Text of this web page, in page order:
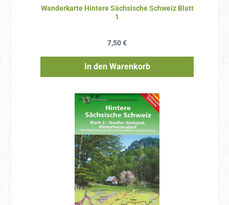
Wanderkarte Hintere Sächsische Schweiz Blatt
1
Regulärer Preis:
7,50 €
In den Warenkorb